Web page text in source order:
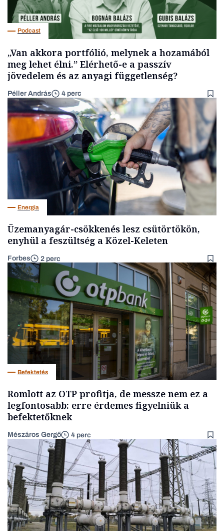
Podcast
„Van akkora portfólió, melynek a hozamából
meg lehet élni.” Elérhető-e a passzív
jövedelem és az anyagi függetlenség?
Péller András 4 perc
Energia
Üzemanyagár-csökkenés lesz csütörtökön,
enyhül a feszültség a Közel-Keleten
Forbes 2 perc
Befektetés
Romlott az OTP profitja, de messze nem ez a
legfontosabb: erre érdemes figyelniük a
befektetőknek
Mészáros Gergő 4 perc